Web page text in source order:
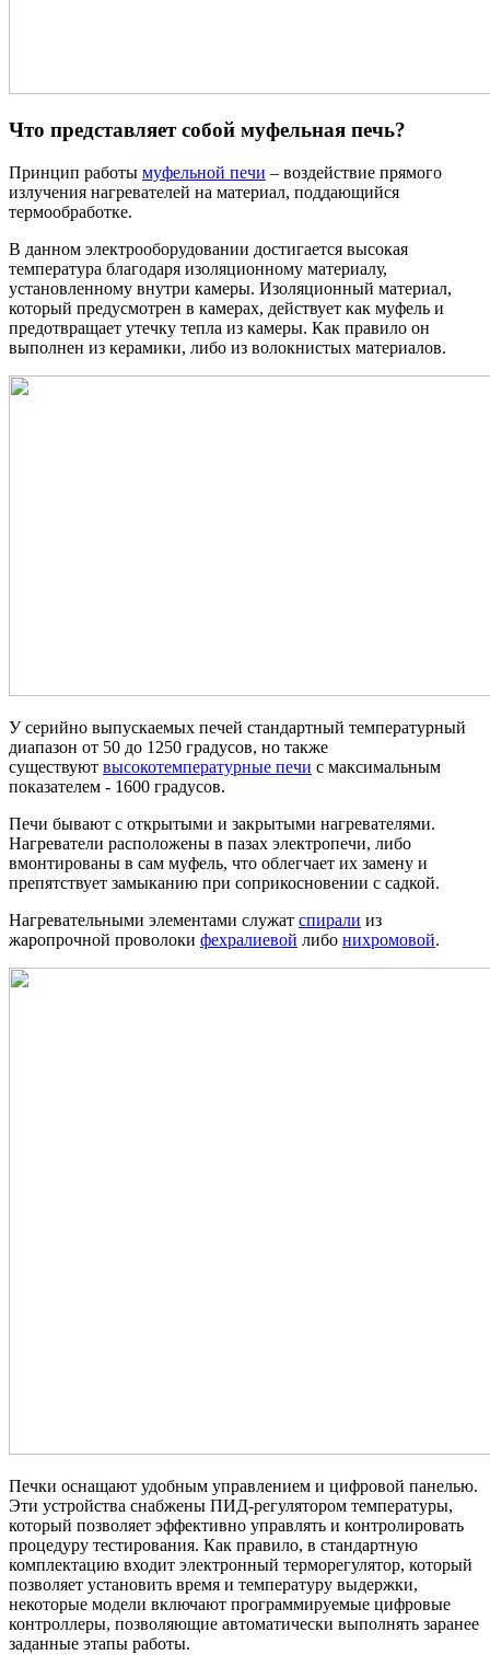
Что представляет собой муфельная печь?
Принцип работы муфельной печи – воздействие прямого
излучения нагревателей на материал, поддающийся
термообработке.
В данном электрооборудовании достигается высокая
температура благодаря изоляционному материалу,
установленному внутри камеры. Изоляционный материал,
который предусмотрен в камерах, действует как муфель и
предотвращает утечку тепла из камеры. Как правило он
выполнен из керамики, либо из волокнистых материалов.
У серийно выпускаемых печей стандартный температурный
диапазон от 50 до 1250 градусов, но также
существуют высокотемпературные печи с максимальным
показателем - 1600 градусов.
Печи бывают с открытыми и закрытыми нагревателями.
Нагреватели расположены в пазах электропечи, либо
вмонтированы в сам муфель, что облегчает их замену и
препятствует замыканию при соприкосновении с садкой.
Нагревательными элементами служат спирали из
жаропрочной проволоки фехралиевой либо нихромовой.
Печки оснащают удобным управлением и цифровой панелью.
Эти устройства снабжены ПИД-регулятором температуры,
который позволяет эффективно управлять и контролировать
процедуру тестирования. Как правило, в стандартную
комплектацию входит электронный терморегулятор, который
позволяет установить время и температуру выдержки,
некоторые модели включают программируемые цифровые
контроллеры, позволяющие автоматически выполнять заранее
заданные этапы работы.